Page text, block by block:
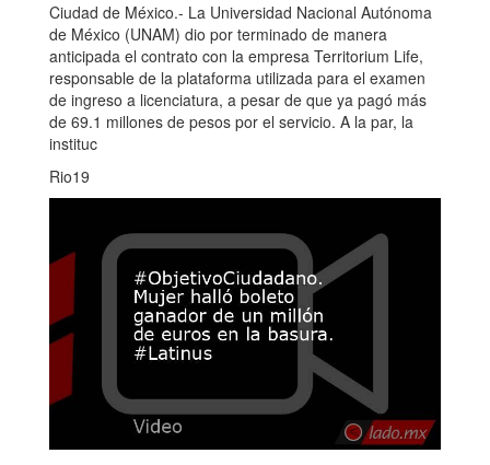
Ciudad de México.- La Universidad Nacional Autónoma
de México (UNAM) dio por terminado de manera
anticipada el contrato con la empresa Territorium Life,
responsable de la plataforma utilizada para el examen
de ingreso a licenciatura, a pesar de que ya pagó más
de 69.1 millones de pesos por el servicio. A la par, la
instituc
Rio19